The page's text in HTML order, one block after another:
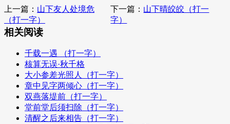
上一篇： 山下友人处境危
（打一字）
下一篇： 山下晴皎皎（打一
字）
相关阅读
千载一遇 （打一字）
核算无误·秋千格
大小参差光照人（打一字）
章中见字两倾心（打一字）
双燕落堤前（打一字）
堂前堂后须扫除（打一字）
清醒之后来相告（打一字）